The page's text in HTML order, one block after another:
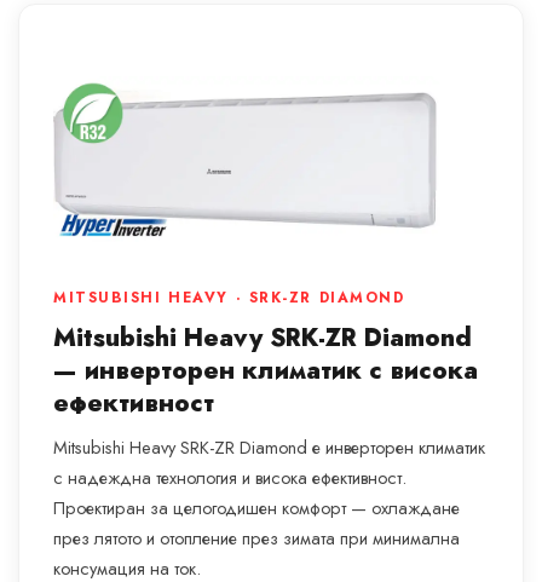
MITSUBISHI HEAVY · SRK-ZR DIAMOND
Mitsubishi Heavy SRK-ZR Diamond
— инверторен климатик с висока
ефективност
Mitsubishi Heavy SRK-ZR Diamond е инверторен климатик
с надеждна технология и висока ефективност.
Проектиран за целогодишен комфорт — охлаждане
през лятото и отопление през зимата при минимална
консумация на ток.